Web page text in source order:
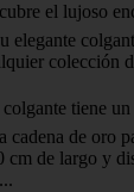
el lujoso
elegante
colección
tiene
cadena de oro
cm de largo y